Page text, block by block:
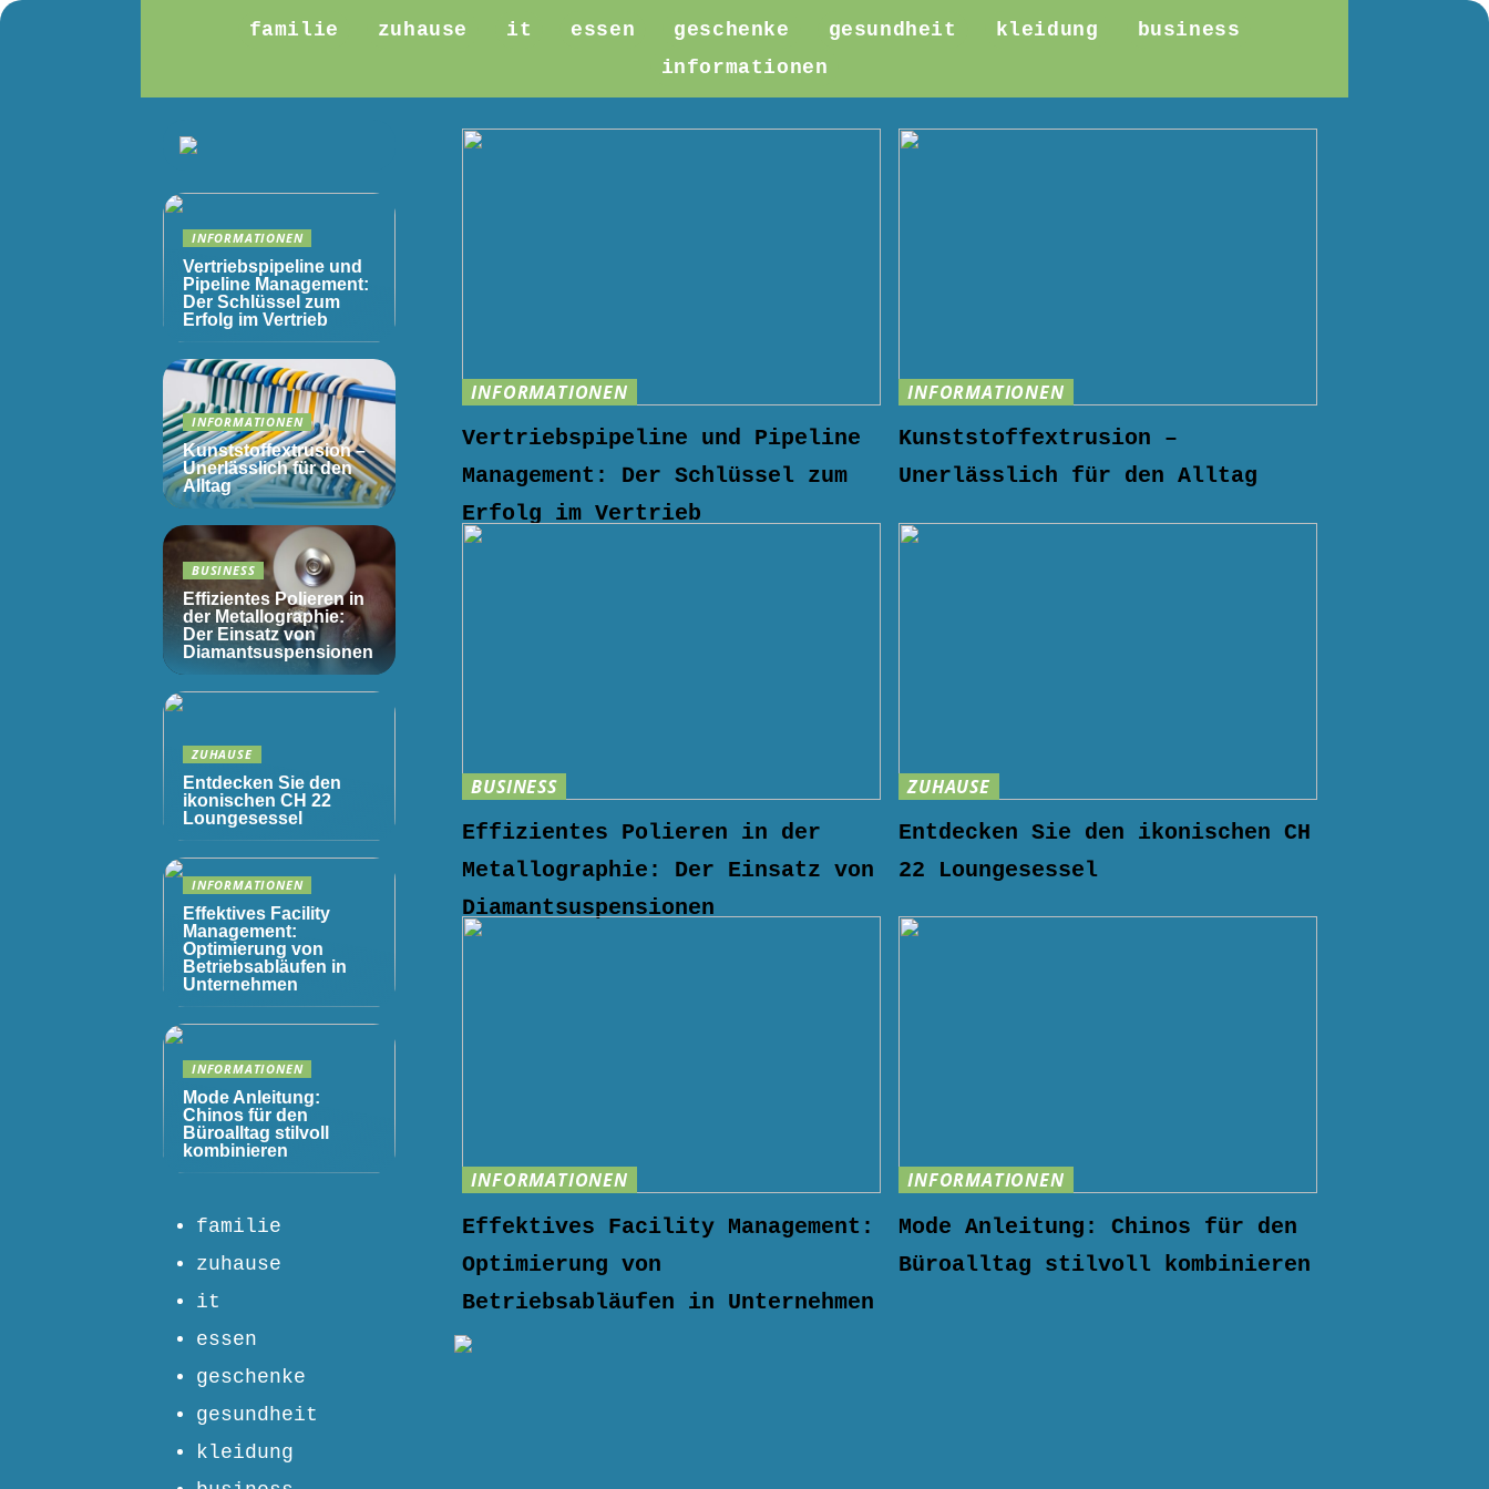
familie zuhause it essen geschenke gesundheit kleidung
business
informationen
INFORMATIONEN
Vertriebspipeline und Pipeline
Management: Der Schlüssel zum
Erfolg im Vertrieb
INFORMATIONEN
Kunststoffextrusion –
Unerlässlich für den Alltag
BUSINESS
Effizientes Polieren in der
Metallographie: Der Einsatz von
Diamantsuspensionen
ZUHAUSE
Entdecken Sie den ikonischen CH
22 Loungesessel
INFORMATIONEN
Effektives Facility Management:
Optimierung von
Betriebsabläufen in Unternehmen
INFORMATIONEN
Mode Anleitung: Chinos für den
Büroalltag stilvoll kombinieren
INFORMATIONEN
Vertriebspipeline und
Pipeline Management:
Der Schlüssel zum
Erfolg im Vertrieb
INFORMATIONEN
Kunststoffextrusion –
Unerlässlich für den
Alltag
BUSINESS
Effizientes Polieren in
der Metallographie:
Der Einsatz von
Diamantsuspensionen
ZUHAUSE
Entdecken Sie den
ikonischen CH 22
Loungesessel
INFORMATIONEN
Effektives Facility
Management:
Optimierung von
Betriebsabläufen in
Unternehmen
INFORMATIONEN
Mode Anleitung:
Chinos für den
Büroalltag stilvoll
kombinieren
familie
zuhause
it
essen
geschenke
gesundheit
kleidung